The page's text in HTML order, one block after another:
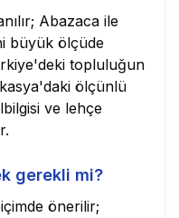
Abazaca ile
büyük ölçüde
topluluğun
ölçünlü
ve lehçe
gerekli mi?
önerilir;